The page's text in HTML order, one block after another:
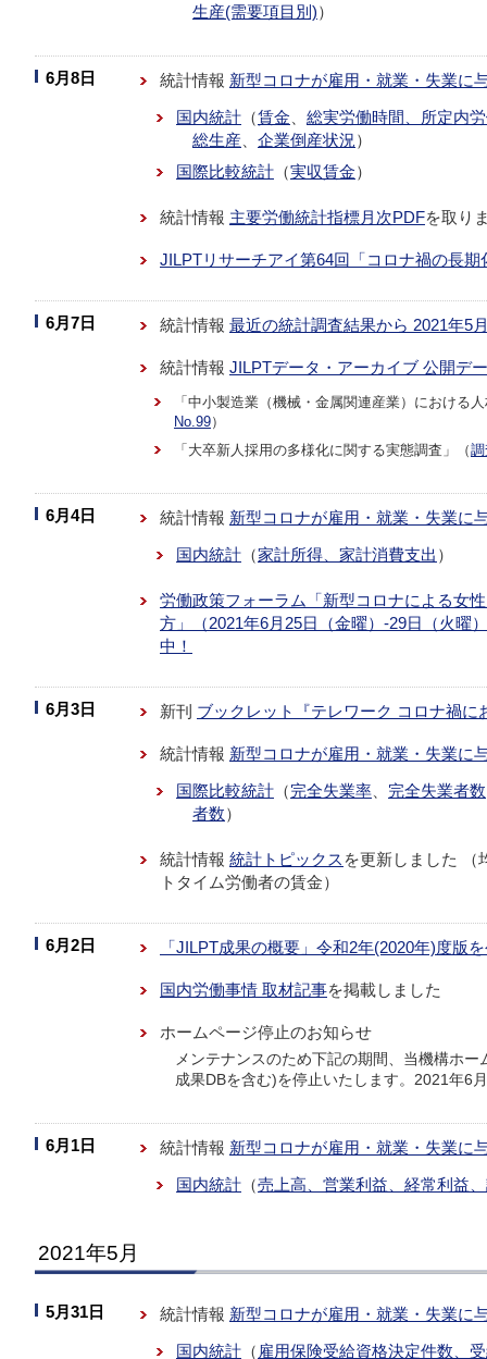
生産(需要項目別)）
6月8日 統計情報 新型コロナが雇用・就業・失業に
国内統計 （賃金
総実労働時間、所定内
総生産
企業倒産状況 ）
国際比較統計 （実収賃金）
統計情報 主要労働統計指標月次PDFを取り
JILPTリサーチアイ第64回「コロナ禍の長
6月7日 統計情報 最近の統計調査結果から 2021年5
統計情報 JILPTデータ・アーカイブ 公開デ
「中小製造業（機械・金属関連産業）における
No.99）
「大卒新人採用の多様化に関する実態調査」（
6月4日 統計情報 新型コロナが雇用・就業・失業に
国内統計 （家計所得、家計消費支出 ）
労働政策フォーラム「新型コロナによる女
方」（2021年6月25日（金曜）-29日（火曜
中！
6月3日 新刊 ブックレット『テレワーク コロナ禍に
統計情報 新型コロナが雇用・就業・失業に
国際比較統計 （完全失業率 完全失業者数
者数）
統計情報 統計トピックス を更新しました （
トタイム労働者の賃金）
6月2日 「JILPT成果の概要」令和2年(2020年)度版
国内労働事情 取材記事を掲載しました
ホームページ停止のお知らせ
メンテナンスのため下記の期間、当機構ホ
成果DBを含む)を停止いたします。2021年6
6月1日 統計情報 新型コロナが雇用・就業・失業に
国内統計 （売上高、営業利益、経常利益
2021年5月
5月31日 統計情報 新型コロナが雇用・就業・失業に
国内統計 （ 雇用保険受給資格決定件数、